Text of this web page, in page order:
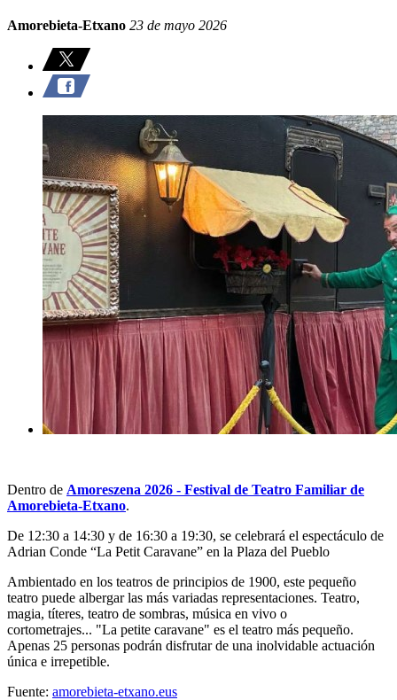
Amorebieta-Etxano 23 de mayo 2026
Dentro de Amoreszena 2026 - Festival de Teatro Familiar de
Amorebieta-Etxano.
De 12:30 a 14:30 y de 16:30 a 19:30, se celebrará el espectáculo de
Adrian Conde “La Petit Caravane” en la Plaza del Pueblo
Ambientado en los teatros de principios de 1900, este pequeño
teatro puede albergar las más variadas representaciones. Teatro,
magia, títeres, teatro de sombras, música en vivo o
cortometrajes... "La petite caravane" es el teatro más pequeño.
Apenas 25 personas podrán disfrutar de una inolvidable actuación
única e irrepetible.
Fuente: amorebieta-etxano.eus